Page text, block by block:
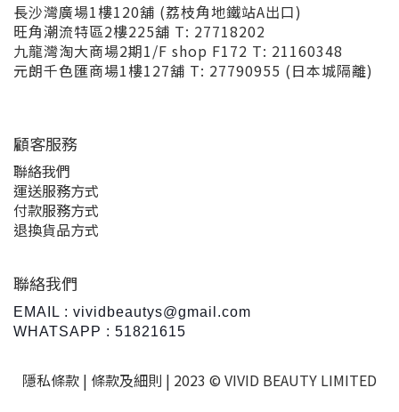
長沙灣廣場1樓120舖 (荔枝角地鐵站A出口)
旺角潮流特區2樓225舖 T: 27718202
九龍灣淘大商場2期1/F shop F172 T: 21160348
元朗千色匯商場1樓127舖 T: 27790955 (日本城隔離)
顧客服務
聯絡我們
運送服務方式
付款服務方式
退換貨品方式
聯絡我們
EMAIL : vividbeautys@gmail.com
WHATSAPP : 51821615
隱私條款 | 條款及細則 | 2023 © VIVID BEAUTY LIMITED